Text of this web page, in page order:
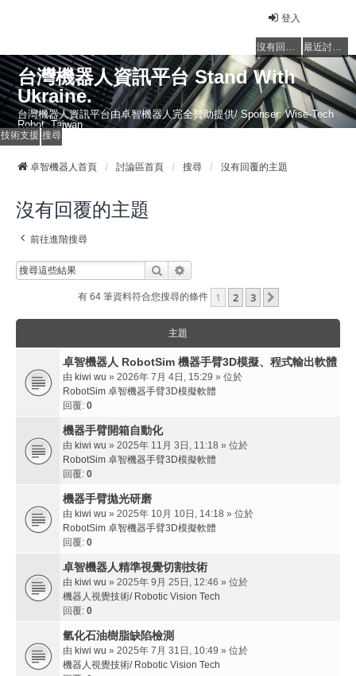
登入
沒有回覆的主題 最近討論的主題
台灣機器人資訊平台 Stand With
Ukraine.
台灣機器人資訊平台由卓智機器人完全贊助提供/ Sponser: Wise-Tech
Robot, Taiwan
技術支援 搜尋
卓智機器人首頁 討論區首頁 搜尋 沒有回覆的主題
沒有回覆的主題
前往進階搜尋
搜尋
有 64 筆資料符合您搜尋的條件 1 2 3
主題
卓智機器人 RobotSim 機器手臂3D模擬、程式輸出軟體
由 kiwi wu » 2026年 7月 4日, 15:29 » 位於
RobotSim 卓智機器手臂3D模擬軟體
回覆: 0
機器手臂開箱自動化
由 kiwi wu » 2025年 11月 3日, 11:18 » 位於
RobotSim 卓智機器手臂3D模擬軟體
回覆: 0
機器手臂拋光研磨
由 kiwi wu » 2025年 10月 10日, 14:18 » 位於
RobotSim 卓智機器手臂3D模擬軟體
回覆: 0
卓智機器人精準視覺切割技術
由 kiwi wu » 2025年 9月 25日, 12:46 » 位於
機器人視覺技術/ Robotic Vision Tech
回覆: 0
氫化石油樹脂缺陷檢測
由 kiwi wu » 2025年 7月 31日, 10:49 » 位於
機器人視覺技術/ Robotic Vision Tech